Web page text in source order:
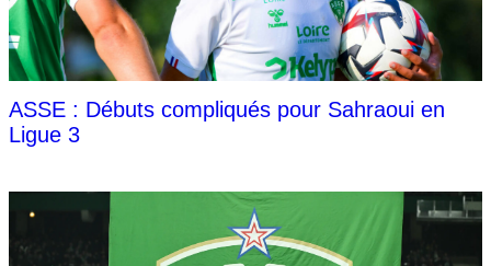
ASSE : Débuts compliqués pour Sahraoui en
Ligue 3